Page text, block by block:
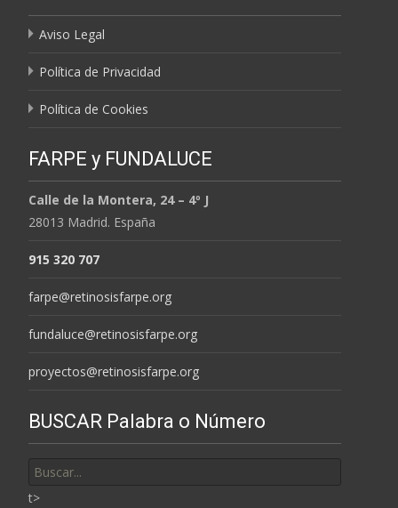
Aviso Legal
Política de Privacidad
Política de Cookies
FARPE y FUNDALUCE
Calle de la Montera, 24 – 4º J
28013 Madrid. España
915 320 707
farpe@retinosisfarpe.org
fundaluce@retinosisfarpe.org
proyectos@retinosisfarpe.org
BUSCAR Palabra o Número
por:
t>